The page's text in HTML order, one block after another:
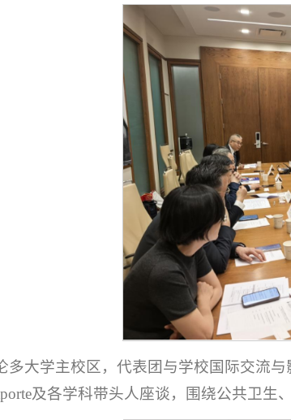
多大学主校区，代表团与学校国际交流
及各学科带头人座谈，围绕公共卫